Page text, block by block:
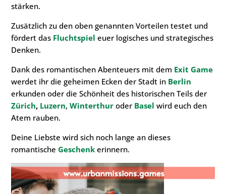
stärken.
Zusätzlich zu den oben genannten Vorteilen testet und
fördert das Fluchtspiel euer logisches und strategisches
Denken.
Dank des romantischen Abenteuers mit dem Exit Game
werdet ihr die geheimen Ecken der Stadt in Berlin
erkunden oder die Schönheit des historischen Teils der
Zürich, Luzern,Winterthur oder Basel wird euch den
Atem rauben.
Deine Liebste wird sich noch lange an dieses
romantischeGeschenk erinnern.